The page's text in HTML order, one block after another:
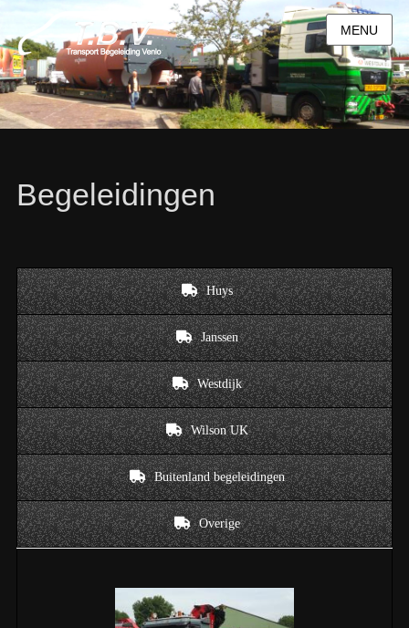
MENU
Begeleidingen
Huys
Janssen
Westdijk
Wilson UK
Buitenland begeleidingen
Overige